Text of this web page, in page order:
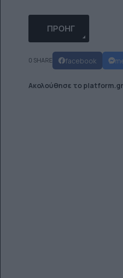
ΠΡΟΗΓΟΎΜΕΝΟ
ΠΡΟΗΓ
0 SHARE facebook
Ακολούθησε το